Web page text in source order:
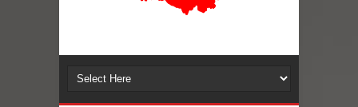
Dos internos intentaron escapar por
Temporal obliga a cerrar